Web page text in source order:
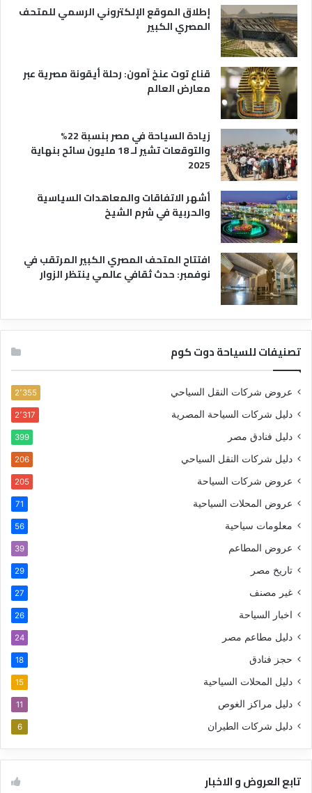
ة
إطلاق الموقع الإلكتروني الرسمي للمتحف
المصري الكبير
قناع توت عنخ آمون: رحلة أيقونة مصرية عبر
معارض العالم
زيادة السياحة في مصر بنسبة 22%
والتوقعات تشير لـ 18 مليون سائح بنهاية
2025
أشهر الاتفاقات والمعاهدات السياسية
والحربية في شرم الشيخ
افتتاح المتحف المصري الكبير المرتقب في
نوفمبر: حدث ثقافي عالمي ينتظر الزوار
تصنيفات للسياحة دوت كوم
عروض شركات النقل السياحي 2٬355
دليل شركات السياحة المصرية 2٬317
دليل فنادق مصر 399
دليل شركات النقل السياحي 206
عروض شركات السياحة 205
عروض المحلات السياحية 71
معلومات سياحية 56
عروض المطاعم 39
تاريخ مصر 29
غير مصنف 27
اخبار السياحة 26
دليل مطاعم مصر 24
حجز فنادق 18
دليل المحلات السياحية 15
دليل مراكز الغوص 11
دليل شركات الطيران 6
تابع العروض و الاخبار